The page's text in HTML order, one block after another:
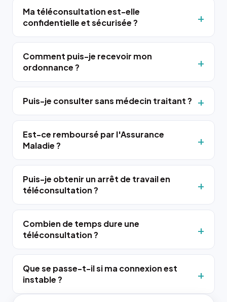
Ma téléconsultation est-elle
confidentielle et sécurisée ?
Comment puis-je recevoir mon
ordonnance ?
Puis-je consulter sans médecin traitant ?
Est-ce remboursé par l'Assurance
Maladie ?
Puis-je obtenir un arrêt de travail en
téléconsultation ?
Combien de temps dure une
téléconsultation ?
Que se passe-t-il si ma connexion est
instable ?